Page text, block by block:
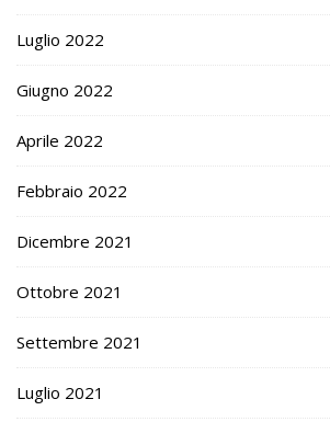
Luglio 2022
Giugno 2022
Aprile 2022
Febbraio 2022
Dicembre 2021
Ottobre 2021
Settembre 2021
Luglio 2021